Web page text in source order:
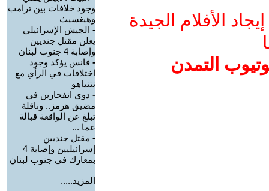
الأفلام الجيدة
التمدن
وجود خلافات بين ترامب
وهيغسيث
- الجيش الإسرائيلي
يعلن مقتل جنديين
وإصابة 4 جنوب لبنان
- فانس يؤكد وجود
اختلافات في الرأي مع
نتنياهو
- دوي انفجارين في
مضيق هرمز.. وناقلة
تبلغ عن الواقعة قبالة
عما ...
- مقتل جنديين
إسرائيليين وإصابة 4
بمعارك في جنوب لبنان
المزيد.....